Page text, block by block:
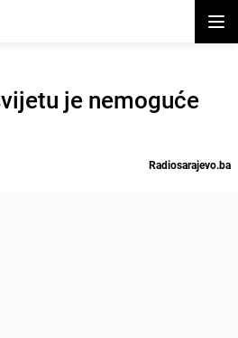
je nemoguće
Radiosarajevo.ba